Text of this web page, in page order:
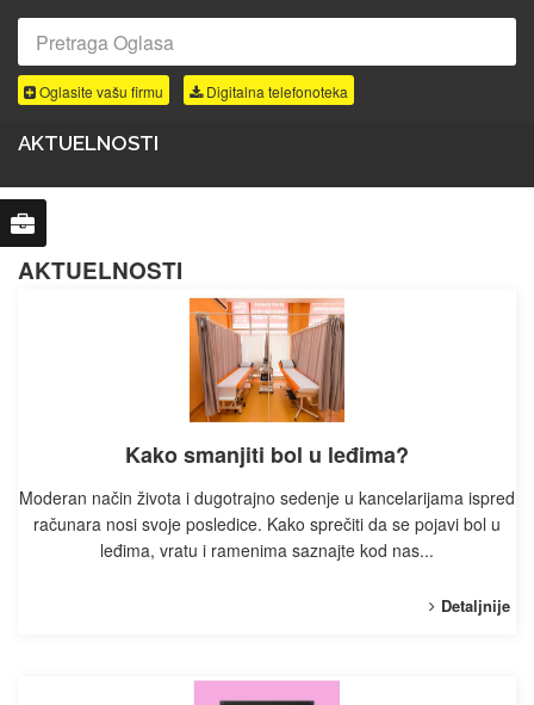
Oglasite vašu firmu Digitalna telefonoteka
AKTUELNOSTI
AKTUELNOSTI
Kako smanjiti bol u leđima?
Moderan način života i dugotrajno sedenje u kancelarijama ispred
računara nosi svoje posledice. Kako sprečiti da se pojavi bol u
leđima, vratu i ramenima saznajte kod nas...
Detaljnije